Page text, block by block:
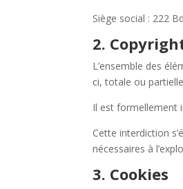
Siège social : 222
2.
L’ensemble des
ci, totale ou
Il est formellement
Cette interdiction
nécessaires à
3. Cookies